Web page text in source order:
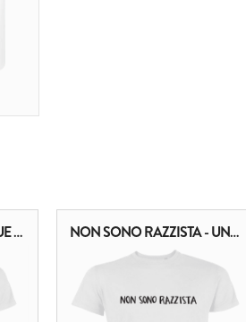
NON SONO SESSISTA - DUE RIGHE NON SONO RAZZISTA - UNA RIGA